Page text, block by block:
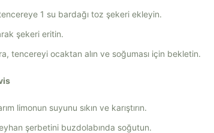
1 su bardağı toz şekeri ekleyin.
şekeri eritin.
tencereyi ocaktan alın ve soğuması için bekletin.
limonun suyunu sıkın ve karıştırın.
şerbetini buzdolabında soğutun.